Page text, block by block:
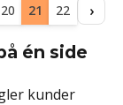
20 21 22 ›
én side
kunder